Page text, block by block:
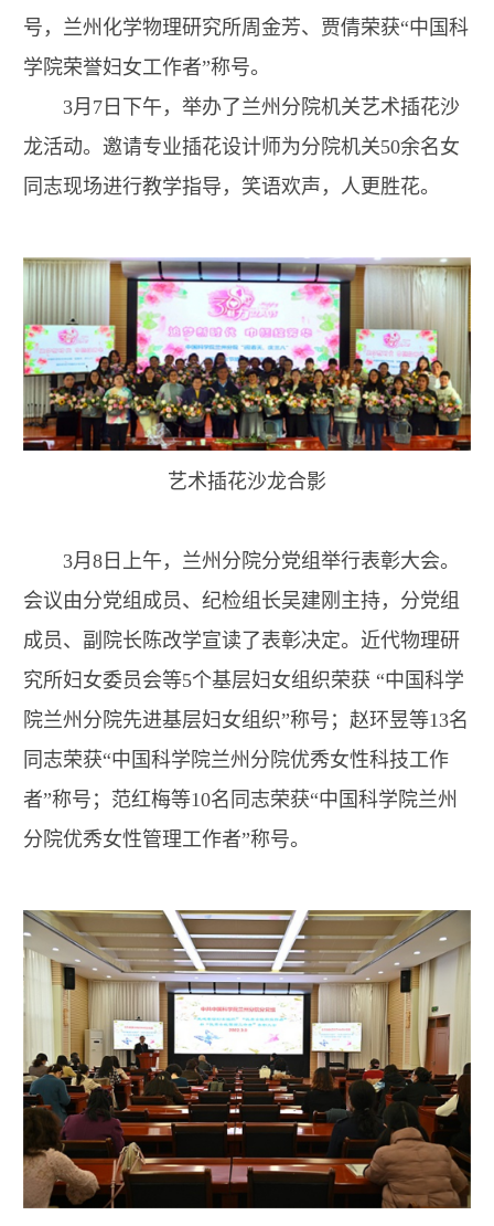
号，兰州化学物理研究所周金芳、贾倩荣获“中国科
学院荣誉妇女工作者”称号。
3月7日下午，举办了兰州分院机关艺术插花沙
龙活动。邀请专业插花设计师为分院机关50余名女
同志现场进行教学指导，笑语欢声，人更胜花。
艺术插花沙龙合影
3月8日上午，兰州分院分党组举行表彰大会。
会议由分党组成员、纪检组长吴建刚主持，分党组
成员、副院长陈改学宣读了表彰决定。近代物理研
究所妇女委员会等5个基层妇女组织荣获 “中国科学
院兰州分院先进基层妇女组织”称号；赵环昱等13名
同志荣获“中国科学院兰州分院优秀女性科技工作
者”称号；范红梅等10名同志荣获“中国科学院兰州
分院优秀女性管理工作者”称号。